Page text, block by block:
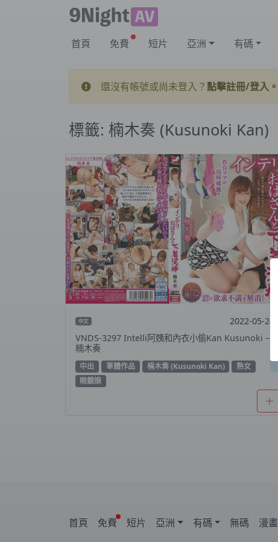
首頁 免費 短片 亞洲 有碼
還沒有帳號或尚未登入？ 點擊註冊/登入。
標籤: 楠木奏 (Kusunoki Kan)
中文
2022-05-24
VNDS-3297 Intelli阿姨和內衣小偷Kan Kusunoki –
楠木奏
中出 單體作品 楠木奏 (Kusunoki Kan)
熟女
眼鏡娘
首頁 免費 短片 亞洲 有碼 無碼 漫畫